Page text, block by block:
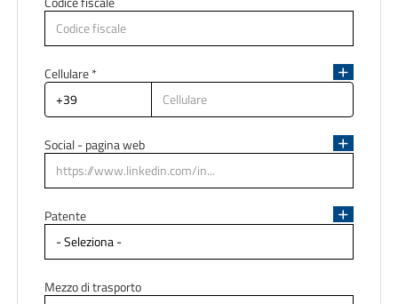
Indirizzo di residenza
Cellulare *
Social - pagina web
Patente
Mezzo di trasporto